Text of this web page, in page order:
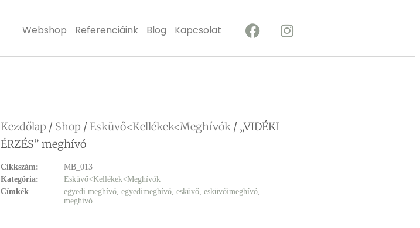
Webshop Referenciáink Blog Kapcsolat
Kezdőlap / Shop / Esküvő<Kellékek<Meghívók / „VIDÉKI
ÉRZÉS” meghívó
Cikkszám:
MB_013
Kategória:
Esküvő<Kellékek<Meghívók
Címkék
egyedi meghívó, egyedimeghívó, esküvő, esküvőimeghívó,
meghívó